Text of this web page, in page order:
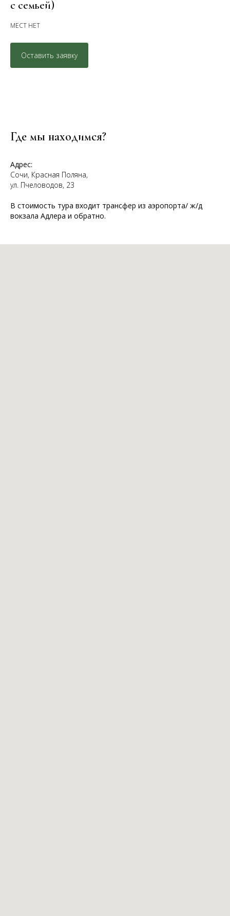
с семьей)
МЕСТ НЕТ
Оставить заявку
Где мы находимся?
Адрес:
Сочи, Красная Поляна,
ул. Пчеловодов, 23
В стоимость тура входит трансфер из аэропорта/ ж/д
вокзала Адлера и обратно.